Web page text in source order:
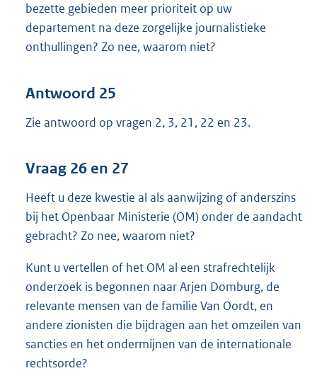
bezette gebieden meer prioriteit op uw
departement na deze zorgelijke journalistieke
onthullingen? Zo nee, waarom niet?
Antwoord 25
Zie antwoord op vragen 2, 3, 21, 22 en 23.
Vraag 26 en 27
Heeft u deze kwestie al als aanwijzing of anderszins
bij het Openbaar Ministerie (OM) onder de aandacht
gebracht? Zo nee, waarom niet?
Kunt u vertellen of het OM al een strafrechtelijk
onderzoek is begonnen naar Arjen Domburg, de
relevante mensen van de familie Van Oordt, en
andere zionisten die bijdragen aan het omzeilen van
sancties en het ondermijnen van de internationale
rechtsorde?